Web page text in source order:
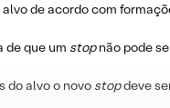
de acordo com
de que um stopnão pode
do alvo o novo stopdeve